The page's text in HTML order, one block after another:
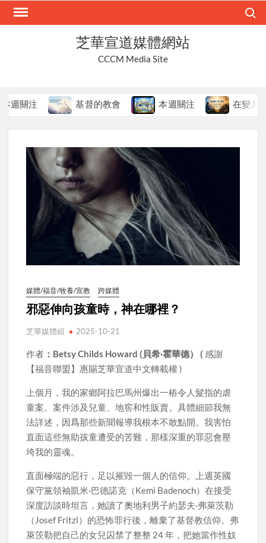
Skip
芝華宣道媒體網站
CCCM Media Site
注 基督的教會 本週關注 在變局中持守
媒體/福音/牧養/宣教 跨媒體
邪惡伸向孩童時，神在哪裡？
芝華媒體組 2025-10-21
作者 ：Betsy Childs Howard (貝希·霍華德） ( 感謝
【福音聯盟】惠賜芝華宣道中文轉載權 )
上個月，我的家鄉阿拉巴馬州爆出一樁令人髮指的虐
童案。案件涉及兒童、地窖和性販賣。具體細節我無
法詳述，因爲那些新聞報導我根本不敢點開。我害怕
直面這些無助孩童遭受的苦難，那樣深重的罪惡會壓
垮我的靈魂。
直面極端的惡行，足以摧毀一個人的信仰。上週英國
保守黨領袖凱米·巴德諾克（Kemi Badenoch）在接受
深度訪談時坦言，她讀了奧地利男子約瑟夫·弗萊茨勒
（Josef Fritzl）的恐怖罪行後，離棄了基督教信仰。弗
萊茨勒把自己的女兒囚禁了整整 24 年，把她當作性奴